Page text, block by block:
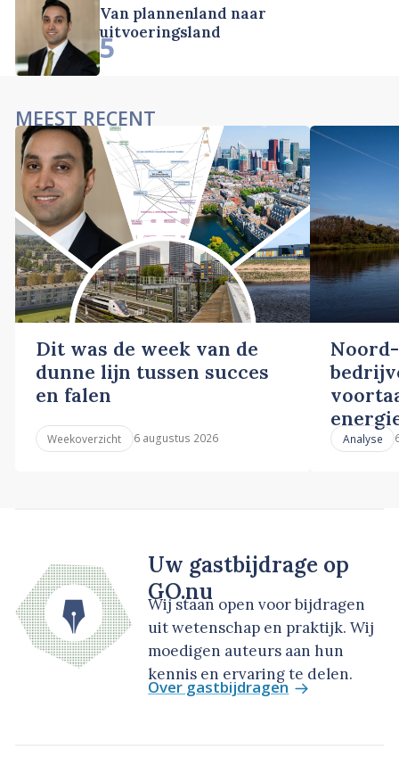
Van plannenland naar
uitvoeringsland
5
MEEST RECENT
Dit was de week van de
dunne lijn tussen succes
en falen
Weekoverzicht 6 augustus 2026 Analyse
Uw gastbijdrage op
GO.nu
Wij staan open voor bijdragen
uit wetenschap en praktijk. Wij
moedigen auteurs aan hun
kennis en ervaring te delen.
Over gastbijdragen